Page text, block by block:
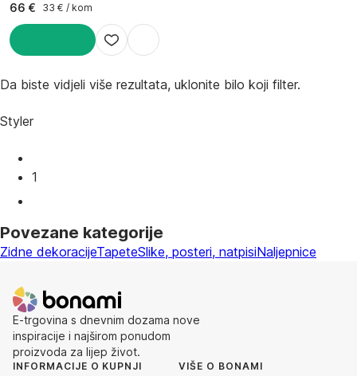
66 € 33 € / kom
Da biste vidjeli više rezultata, uklonite bilo koji filter.
Styler
1
Povezane kategorije
Zidne dekoracijeTapeteSlike, posteri, natpisiNaljepnice
E-trgovina s dnevnim dozama nove
inspiracije i najširom ponudom
proizvoda za lijep život.
INFORMACIJE O KUPNJI VIŠE O BONAMI